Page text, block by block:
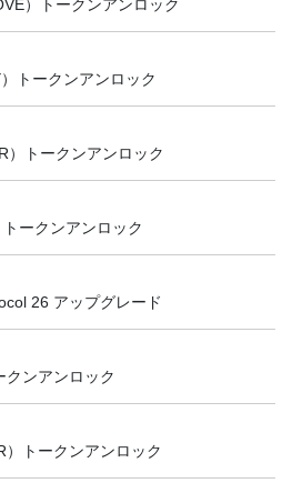
）トークンアンロック
トークンアンロック
）トークンアンロック
ークンアンロック
26 アップグレード
クンアンロック
）トークンアンロック